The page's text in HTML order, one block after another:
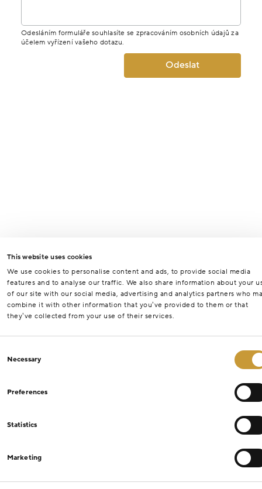
This website uses cookies
We use cookies to personalise content and ads, to provide social media
features and to analyse our traffic. We also share information about your
of our site with our social media, advertising and analytics partners who
combine it with other information that you’ve provided to them or that
they’ve collected from your use of their services.
Selection
Necessary
Preferences
Statistics
Marketing
Odesláním formuláře souhlasíte se zpracováním osobních údajů za
účelem vyřízení vašeho dotazu.
Odeslat